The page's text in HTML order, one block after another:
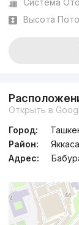
Система
Высота
Открыть в
Город:
Район:
Адрес: